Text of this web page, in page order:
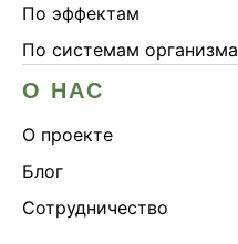
По эффектам
По системам организма
О НАС
О проекте
Блог
Сотрудничество